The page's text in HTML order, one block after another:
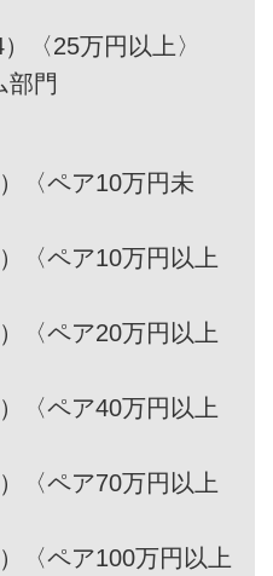
〈25万円以上〉
部門
〈ペア10万円未
〈ペア10万円以上
〈ペア20万円以上
〈ペア40万円以上
〈ペア70万円以上
〈ペア100万円以上